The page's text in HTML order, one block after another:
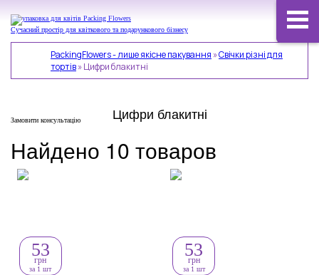
Сучасний простір для квіткового та подарункового бізнесу
PackingFlowers - лише якісне пакування »Свічки різні для
тортів»Цифри блакитні
Цифри блакитні
Замовити консультацію
Найдено 10 товаров
53
грн
за 1 шт
53
грн
за 1 шт